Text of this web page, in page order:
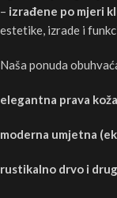
– izrađene po mjeri
estetike, izrade i
Naša ponuda
elegantna prava koža
moderna umjetna
rustikalno drvo i